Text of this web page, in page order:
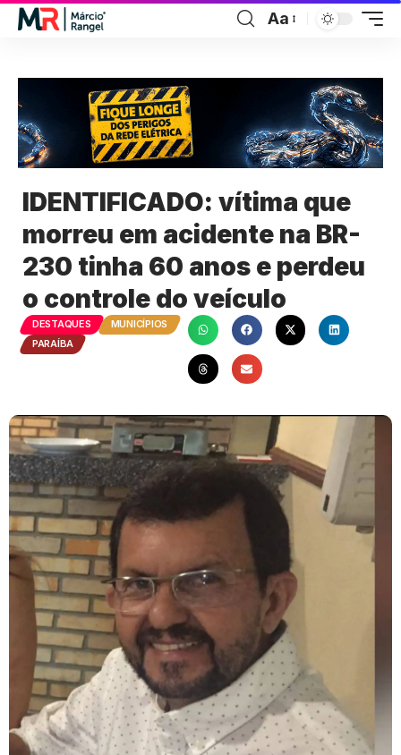
Aa
IDENTIFICADO: vítima que
morreu em acidente na BR-
230 tinha 60 anos e perdeu
o controle do veículo
DESTAQUES
MUNICÍPIOS
PARAÍBA